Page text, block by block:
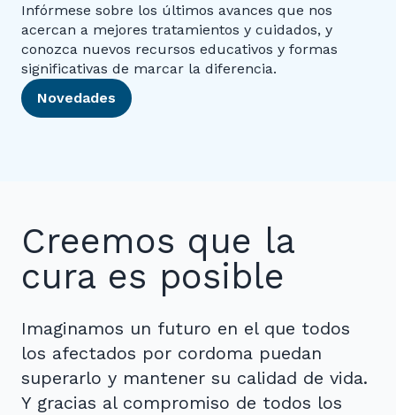
Infórmese sobre los últimos avances que nos
acercan a mejores tratamientos y cuidados, y
conozca nuevos recursos educativos y formas
significativas de marcar la diferencia.
Novedades
Creemos que la
cura es posible
Imaginamos un futuro en el que todos
los afectados por cordoma puedan
superarlo y mantener su calidad de vida.
Y gracias al compromiso de todos los